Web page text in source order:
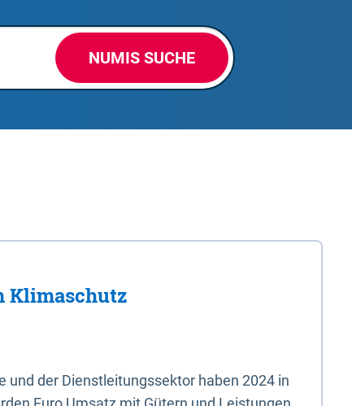
NUMIS SUCHE
Klimaschutz
und der Dienstleitungssektor haben 2024 in